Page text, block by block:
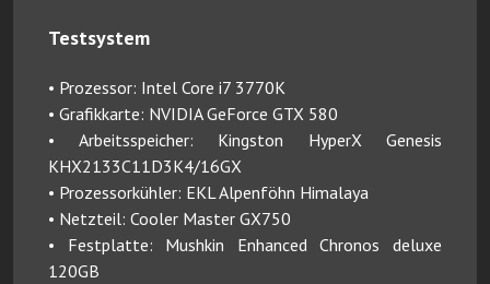
Testsystem
• Prozessor: Intel Core i7 3770K
• Grafikkarte: NVIDIA GeForce GTX 580
• Arbeitsspeicher: Kingston HyperX Genesis
KHX2133C11D3K4/16GX
• Prozessorkühler: EKL Alpenföhn Himalaya
• Netzteil: Cooler Master GX750
• Festplatte: Mushkin Enhanced Chronos deluxe
120GB